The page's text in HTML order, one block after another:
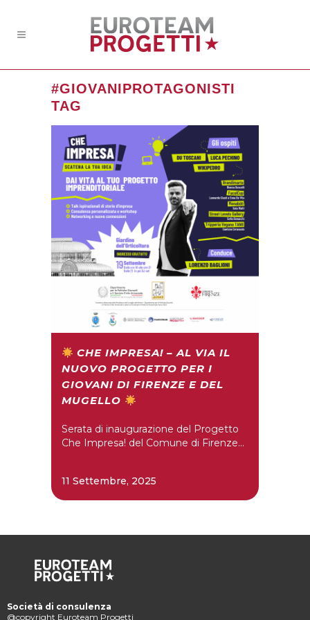
#GIOVANIPROTAGONISTI
TAG
CHE IMPRESA! – AL VIA IL
NUOVO PROGETTO PER I
GIOVANI DI FIRENZE E DEL
MUGELLO
Serata di inaugurazione del Progetto
Che Impresa! del Comune di Firenze...
11 Settembre, 2025
Società di consulenza
@copyright Euroteam Progetti